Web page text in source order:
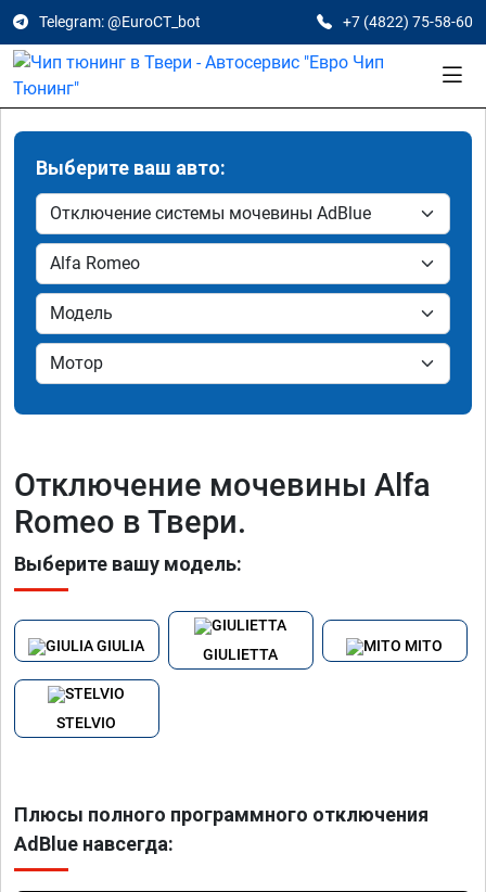
Telegram: @EuroCT_bot +7 (4822) 75-58-60
Выберите ваш авто:
Отключение мочевины Alfa
Romeo в Твери.
Выберите вашу модель:
GIULIA
GIULIETTA
MITO
STELVIO
Плюсы полного программного отключения
AdBlue навсегда: